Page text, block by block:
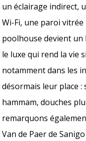
un éclairage indirect,
Wi-Fi, une paroi
poolhouse devient un
le luxe qui rend la vie
notamment dans les
désormais leur place
hammam, douches
remarquons
Van de Paer de